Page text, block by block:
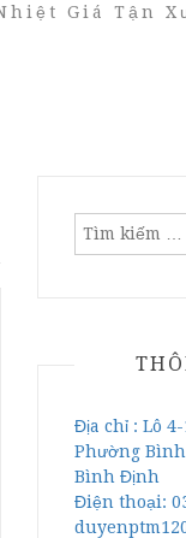
Giá Tận
Tìm
Địa chỉ : Lô
Phường
Bình Định
Điện thoại: